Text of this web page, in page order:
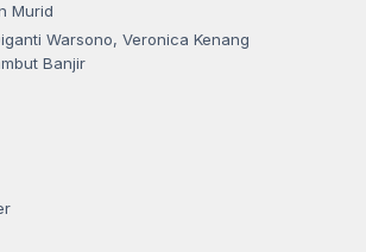
Murid
Warsono, Veronica Kenang
Banjir